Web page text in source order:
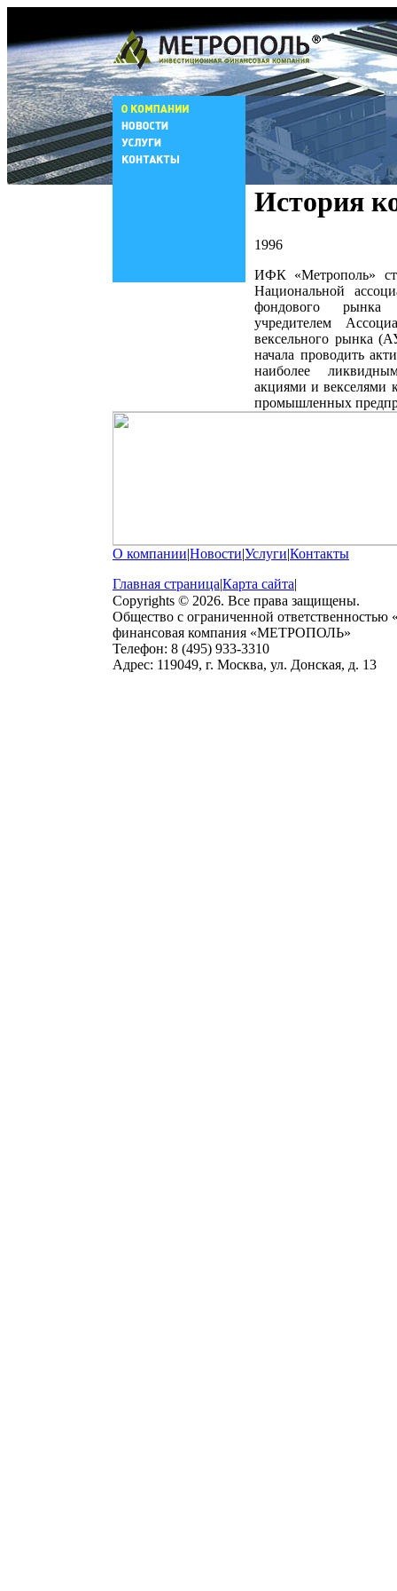
История
1996
ИФК «Метрополь»
Национальной
фондового
учредителем
вексельного рынка
начала проводить
наиболее
акциями и векселями
промышленных
О компании|Новости|Услуги|Контакты
Главная страница|Карта сайта|
Copyrights © 2026. Все права защищены.
Общество с ограниченной ответственностью
финансовая компания «МЕТРОПОЛЬ»
Телефон: 8 (495) 933-3310
Адрес: 119049, г. Москва, ул. Донская, д. 13